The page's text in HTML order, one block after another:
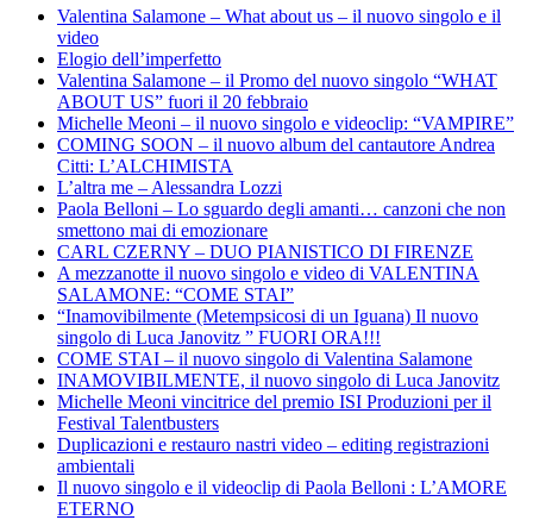
Valentina Salamone – What about us – il nuovo singolo e il
video
Elogio dell’imperfetto
Valentina Salamone – il Promo del nuovo singolo “WHAT
ABOUT US” fuori il 20 febbraio
Michelle Meoni – il nuovo singolo e videoclip: “VAMPIRE”
COMING SOON – il nuovo album del cantautore Andrea
Citti: L’ALCHIMISTA
L’altra me – Alessandra Lozzi
Paola Belloni – Lo sguardo degli amanti… canzoni che non
smettono mai di emozionare
CARL CZERNY – DUO PIANISTICO DI FIRENZE
A mezzanotte il nuovo singolo e video di VALENTINA
SALAMONE: “COME STAI”
“Inamovibilmente (Metempsicosi di un Iguana) Il nuovo
singolo di Luca Janovitz ” FUORI ORA!!!
COME STAI – il nuovo singolo di Valentina Salamone
INAMOVIBILMENTE, il nuovo singolo di Luca Janovitz
Michelle Meoni vincitrice del premio ISI Produzioni per il
Festival Talentbusters
Duplicazioni e restauro nastri video – editing registrazioni
ambientali
Il nuovo singolo e il videoclip di Paola Belloni : L’AMORE
ETERNO